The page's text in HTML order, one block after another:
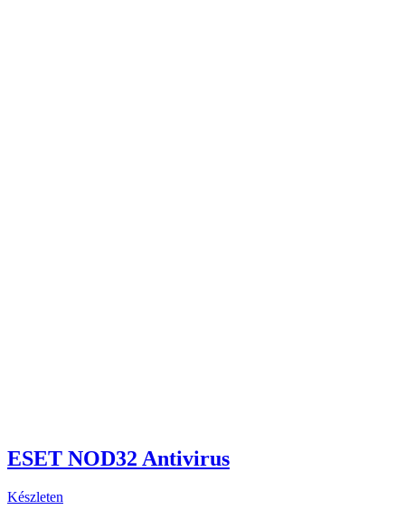
ESET NOD32 Antivirus
Készleten